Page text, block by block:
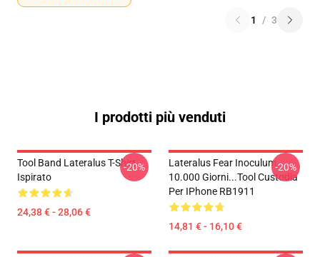
1 / 3
I prodotti più venduti
Tool Band Lateralus T-Shirt
Ispirato
24,38 € - 28,06 €
-20%
Lateralus Fear Inoculum
10.000 Giorni...tool Custodia
Per IPhone RB1911
14,81 € - 16,10 €
-20%